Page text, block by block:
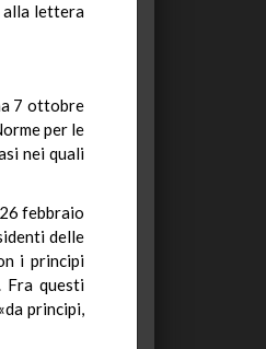
alla lettera
7 ottobre
per le
nei quali
febbraio
delle
i principi
Fra questi
principi,